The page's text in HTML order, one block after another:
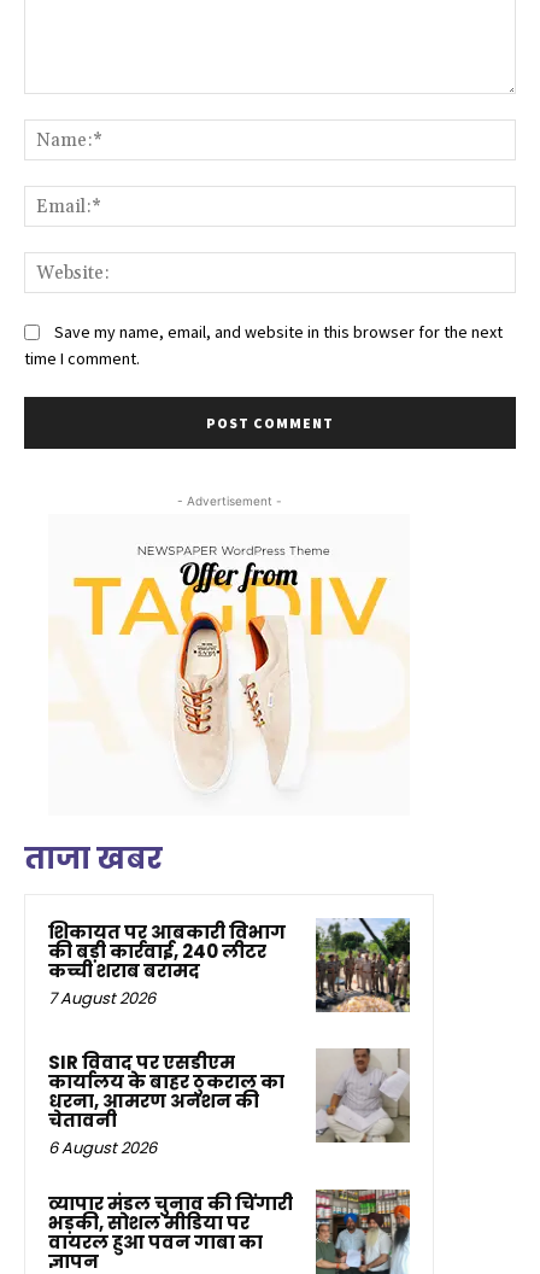
Save my name, email, and website in this browser for the next
time I comment.
- Advertisement -
ताजा खबर
शिकायत पर आबकारी विभाग
की बड़ी कार्रवाई, 240 लीटर
कच्ची शराब बरामद
7 August 2026
SIR विवाद पर एसडीएम
कार्यालय के बाहर ठुकराल का
धरना, आमरण अनशन की
चेतावनी
6 August 2026
व्यापार मंडल चुनाव की चिंगारी
भड़की, सोशल मीडिया पर
वायरल हुआ पवन गाबा का
ज्ञापन